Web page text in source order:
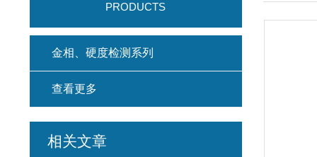
PRODUCTS
金相、硬度检测系列
查看更多
相关文章